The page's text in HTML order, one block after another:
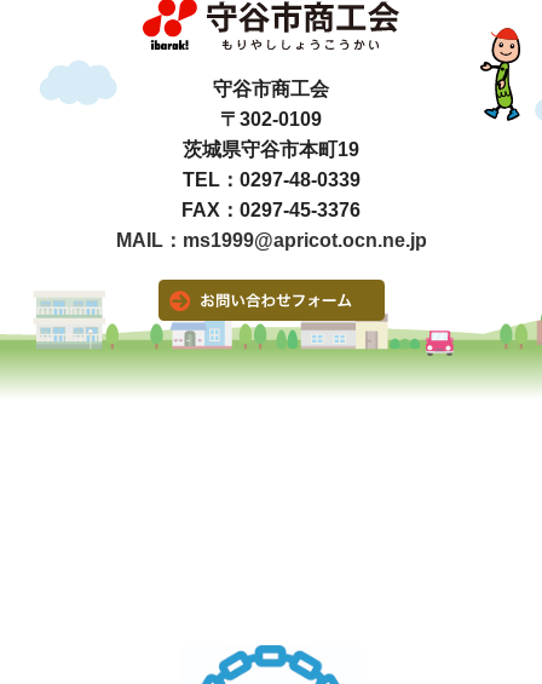
守谷市商工会
〒302-0109
茨城県守谷市本町19
TEL：0297-48-0339
FAX：0297-45-3376
MAIL：ms1999@apricot.ocn.ne.jp